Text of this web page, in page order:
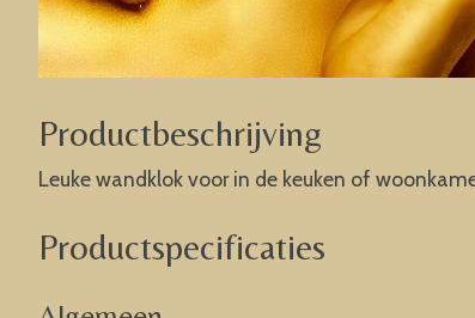
Productbeschrijving
Leuke wandklok voor in de keuken of
Productspecificaties